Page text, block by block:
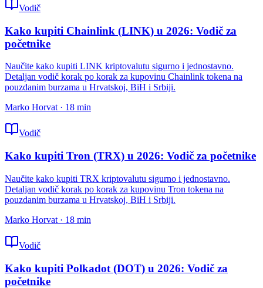
Vodič
Kako kupiti Chainlink (LINK) u 2026: Vodič za
početnike
Naučite kako kupiti LINK kriptovalutu sigurno i jednostavno.
Detaljan vodič korak po korak za kupovinu Chainlink tokena na
pouzdanim burzama u Hrvatskoj, BiH i Srbiji.
Marko Horvat · 18 min
Vodič
Kako kupiti Tron (TRX) u 2026: Vodič za početnike
Naučite kako kupiti TRX kriptovalutu sigurno i jednostavno.
Detaljan vodič korak po korak za kupovinu Tron tokena na
pouzdanim burzama u Hrvatskoj, BiH i Srbiji.
Marko Horvat · 18 min
Vodič
Kako kupiti Polkadot (DOT) u 2026: Vodič za
početnike